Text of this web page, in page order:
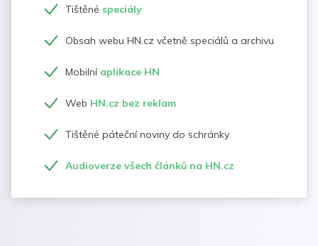
Tištěné speciály
Obsah webu HN.cz včetně speciálů a archivu
Mobilní aplikace HN
Web HN.cz bez reklam
Tištěné páteční noviny do schránky
Audioverze všech článků na HN.cz